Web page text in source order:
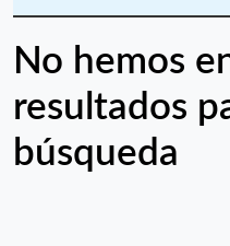
No hemos
resultados
búsqueda